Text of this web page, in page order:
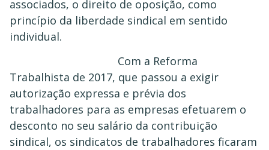
associados, o direito de oposição, como
princípio da liberdade sindical em sentido
individual.
Com a Reforma
Trabalhista de 2017, que passou a exigir
autorização expressa e prévia dos
trabalhadores para as empresas efetuarem o
desconto no seu salário da contribuição
sindical, os sindicatos de trabalhadores ficaram